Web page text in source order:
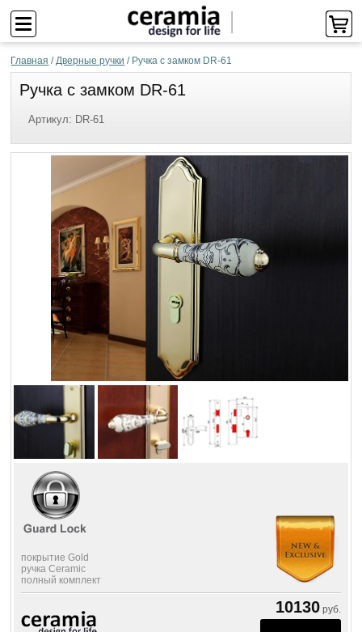
Главная /Дверные ручки / Ручка с замком DR-61
Ручка с замком DR-61
Артикул: DR-61
покрытие Gold
ручка Ceramic
полный комплект
10130 руб.